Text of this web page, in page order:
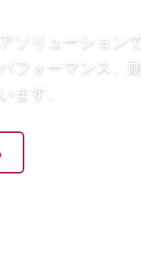
ソリューションで
フォーマンス、耐
ます。